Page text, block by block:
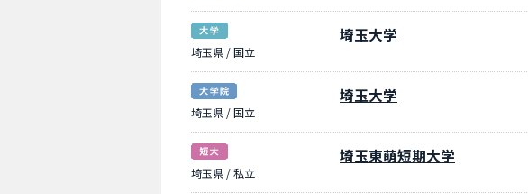
埼玉県 / 国立
埼玉大学
埼玉県 / 国立
埼玉大学
埼玉県 / 私立
埼玉東萌短期大学